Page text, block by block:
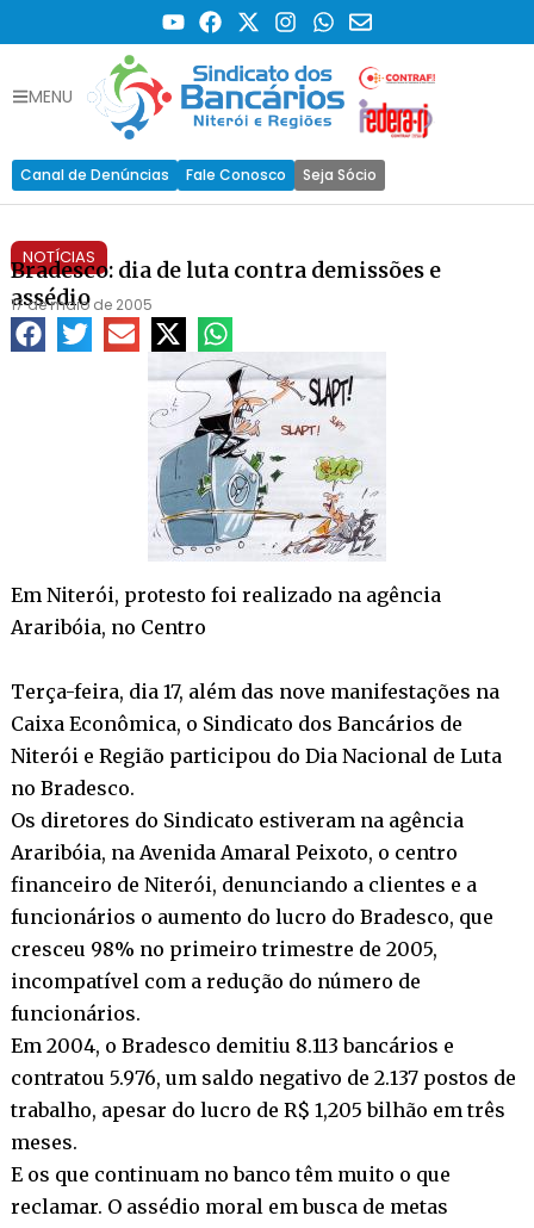
MENU
Canal de Denúncias Fale Conosco Seja Sócio
NOTÍCIAS
Bradesco: dia de luta contra demissões e
assédio
17 de maio de 2005
Em Niterói, protesto foi realizado na agência
Araribóia, no Centro
Terça-feira, dia 17, além das nove manifestações na
Caixa Econômica, o Sindicato dos Bancários de
Niterói e Região participou do Dia Nacional de Luta
no Bradesco.
Os diretores do Sindicato estiveram na agência
Araribóia, na Avenida Amaral Peixoto, o centro
financeiro de Niterói, denunciando a clientes e a
funcionários o aumento do lucro do Bradesco, que
cresceu 98% no primeiro trimestre de 2005,
incompatível com a redução do número de
funcionários.
Em 2004, o Bradesco demitiu 8.113 bancários e
contratou 5.976, um saldo negativo de 2.137 postos de
trabalho, apesar do lucro de R$ 1,205 bilhão em três
meses.
E os que continuam no banco têm muito o que
reclamar. O assédio moral em busca de metas